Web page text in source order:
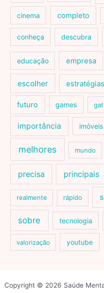
cinema completo
conheça descubra
educação empresa
escolher estratégias
futuro games
importância imóveis
melhores mundo
precisa principais
realmente rápido
sobre tecnologia
valorização youtube
Copyright © 2026 Saúde